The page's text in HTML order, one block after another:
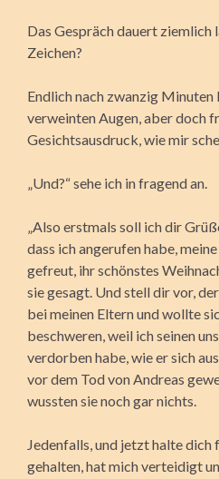
Das Gespräch dauert ziemlich
Zeichen?
Endlich nach zwanzig
verweinten Augen, aber doch
Gesichtsausdruck, wie mir
„Und?“ sehe ich in fragend an.
„Also erstmals soll ich dir
dass ich angerufen habe,
gefreut, ihr schönstes
sie gesagt. Und stell dir vor,
bei meinen Eltern und wollte
beschweren, weil ich seinen
verdorben habe, wie er sich
vor dem Tod von Andreas
wussten sie noch gar nichts.
Jedenfalls, und jetzt halte dich
gehalten, hat mich verteidigt